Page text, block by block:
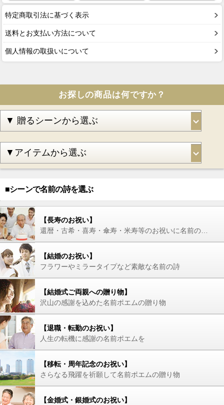
特定商取引法に基づく表示
送料とお支払い方法について
個人情報の取扱いについて
お探しの商品は何ですか？
■シーンで名前の詩を選ぶ
【長寿のお祝い】
【結婚のお祝い】
フラワーやミラータイプなど素敵な名前の詩
【結婚式ご両親への贈り物】
沢山の感謝を込めた名前ポエムの贈り物
【退職・転勤のお祝い】
人生の転機に感謝の名前ポエムを
【移転・周年記念のお祝い】
さらなる飛躍を祈願して名前ポエムの贈り物
【金婚式・銀婚式のお祝い】